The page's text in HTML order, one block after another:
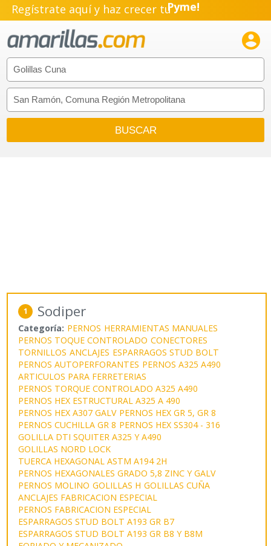
Regístrate aquí y haz crecer tuPyme!
Emprendimiento!

1 Sodiper
Categoría: PERNOS HERRAMIENTAS MANUALES
PERNOS TOQUE CONTROLADO CONECTORES
TORNILLOS ANCLAJES ESPARRAGOS STUD BOLT
PERNOS AUTOPERFORANTES PERNOS A325 A490
ARTICULOS PARA FERRETERIAS
PERNOS TORQUE CONTROLADO A325 A490
PERNOS HEX ESTRUCTURAL A325 A 490
PERNOS HEX A307 GALV PERNOS HEX GR 5, GR 8
PERNOS CUCHILLA GR 8 PERNOS HEX SS304 - 316
GOLILLA DTI SQUITER A325 Y A490
GOLILLAS NORD LOCK
TUERCA HEXAGONAL ASTM A194 2H
PERNOS HEXAGONALES GRADO 5,8 ZINC Y GALV
PERNOS MOLINO GOLILLAS H GOLILLAS CUÑA
ANCLAJES FABRICACION ESPECIAL
PERNOS FABRICACION ESPECIAL
ESPARRAGOS STUD BOLT A193 GR B7
ESPARRAGOS STUD BOLT A193 GR B8 Y B8M